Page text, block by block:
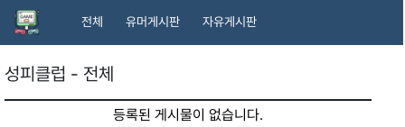
전체 유머게시판 자유게시판
성피클럽 - 전체
등록된 게시물이 없습니다.